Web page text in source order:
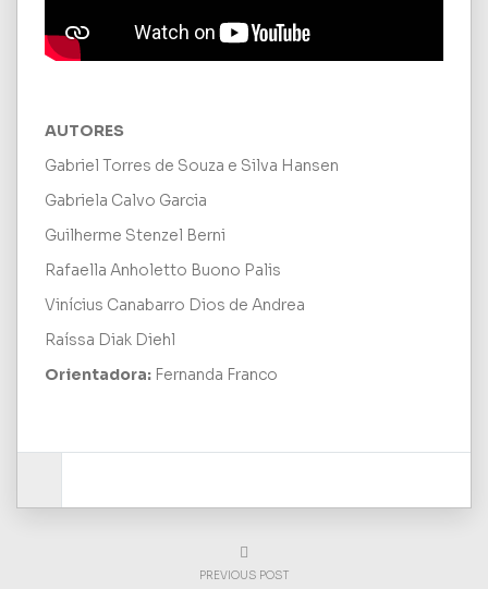
AUTORES
Gabriel Torres de Souza e Silva Hansen
Gabriela Calvo Garcia
Guilherme Stenzel Berni
Rafaella Anholetto Buono Palis
Vinícius Canabarro Dios de Andrea
Raíssa Diak Diehl
Orientadora: Fernanda Franco
PREVIOUS POST